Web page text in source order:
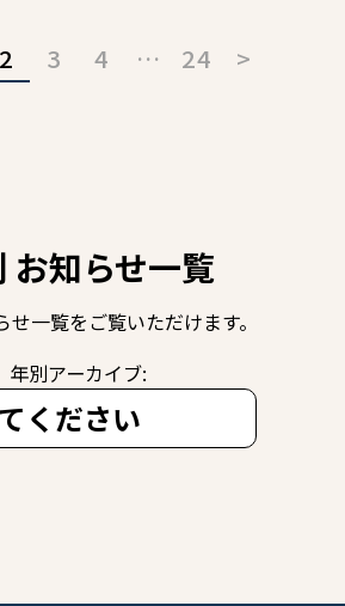
2 3 4 … 24 >
お知らせ一覧
せ一覧をご覧いただけます。
年別アーカイブ: